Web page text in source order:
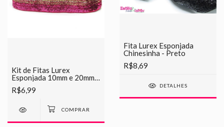
Kit de Fitas Lurex
Esponjada 10mm e 20mm -
03 Pink Mesclado
R$6,99
Fita Lurex Esponjada
Chinesinha - Preto
R$8,69
DETALHES